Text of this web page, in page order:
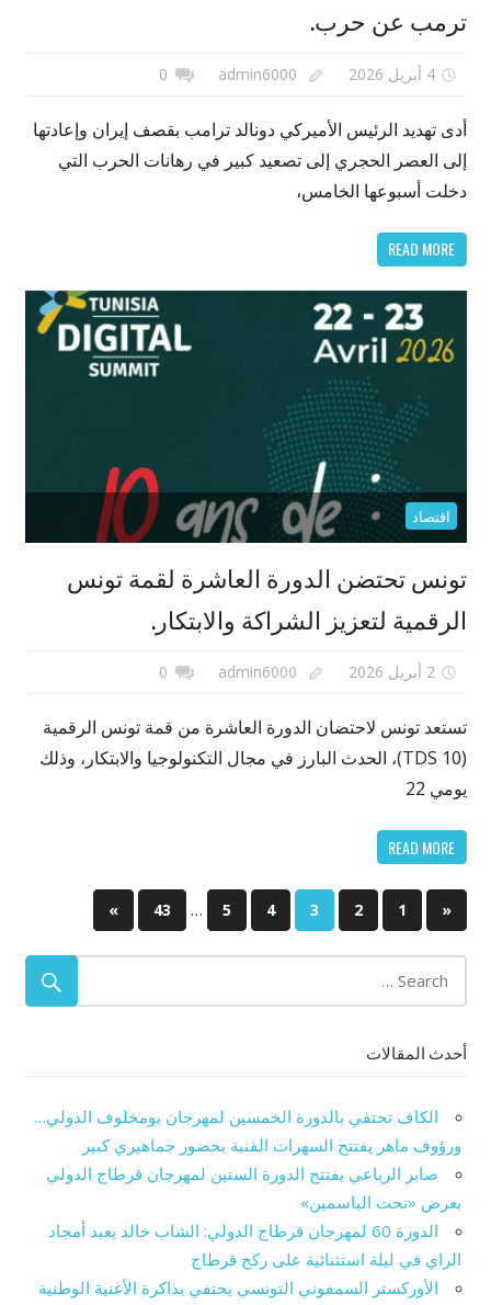
ترمب عن حرب.
4 أبريل 2026 admin6000
0
أدى تهديد الرئيس الأميركي دونالد ترامب بقصف إيران وإعادتها
إلى العصر الحجري إلى تصعيد كبير في رهانات الحرب التي
دخلت أسبوعها الخامس،
READ MORE
اقتصاد
تونس تحتضن الدورة العاشرة لقمة تونس
الرقمية لتعزيز الشراكة والابتكار.
2 أبريل 2026 admin6000
0
تستعد تونس لاحتضان الدورة العاشرة من قمة تونس الرقمية
(TDS 10)، الحدث البارز في مجال التكنولوجيا والابتكار، وذلك
يومي 22
READ MORE
تصفّح
المقالات
«
Previous
Posts
1
2
3
4
5
…
43
Next
Posts
»
أحدث المقالات
الكاف تحتفي بالدورة الخمسين لمهرجان بومخلوف الدولي…
ورؤوف ماهر يفتتح السهرات الفنية بحضور جماهيري كبير
صابر الرباعي يفتتح الدورة الستين لمهرجان قرطاج الدولي
بعرض «تحت الياسمين»
الدورة 60 لمهرجان قرطاج الدولي: الشاب خالد يعيد أمجاد
الراي في ليلة استثنائية على ركح قرطاج
الأوركستر السمفوني التونسي يحتفي بذاكرة الأغنية الوطنية